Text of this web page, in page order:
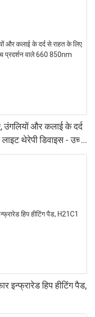
उंगलियों और कलाई के दर्द
थेरेपी डिवाइस - उच्च
इन 1, घर पर रेड लाइट
इन्फ्रारेड हिप हीटिंग पैड,